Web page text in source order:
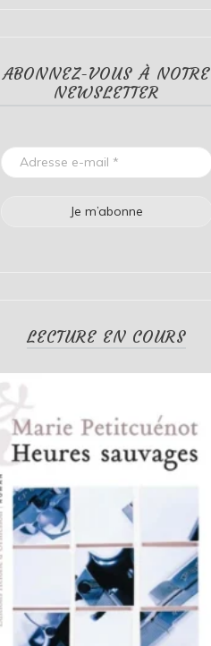
ABONNEZ-VOUS À NOTRE
NEWSLETTER
LECTURE EN COURS